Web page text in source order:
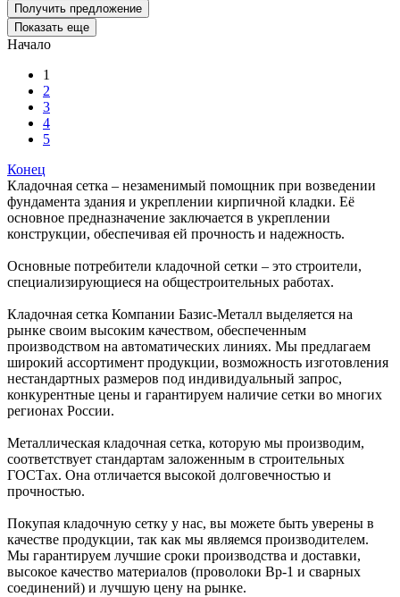
Получить предложение
Показать еще
Начало
1
2
3
4
5
Конец
Кладочная сетка – незаменимый помощник при возведении
фундамента здания и укреплении кирпичной кладки. Её
основное предназначение заключается в укреплении
конструкции, обеспечивая ей прочность и надежность.
Основные потребители кладочной сетки – это строители,
специализирующиеся на общестроительных работах.
Кладочная сетка Компании Базис-Металл выделяется на
рынке своим высоким качеством, обеспеченным
производством на автоматических линиях. Мы предлагаем
широкий ассортимент продукции, возможность изготовления
нестандартных размеров под индивидуальный запрос,
конкурентные цены и гарантируем наличие сетки во многих
регионах России.
Металлическая кладочная сетка, которую мы производим,
соответствует стандартам заложенным в строительных
ГОСТах. Она отличается высокой долговечностью и
прочностью.
Покупая кладочную сетку у нас, вы можете быть уверены в
качестве продукции, так как мы являемся производителем.
Мы гарантируем лучшие сроки производства и доставки,
высокое качество материалов (проволоки Вр-1 и сварных
соединений) и лучшую цену на рынке.